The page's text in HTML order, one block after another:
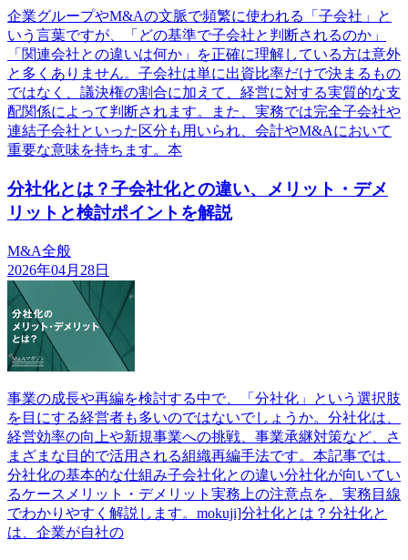
企業グループやM&Aの文脈で頻繁に使われる「子会社」と
いう言葉ですが、「どの基準で子会社と判断されるのか」
「関連会社との違いは何か」を正確に理解している方は意外
と多くありません。子会社は単に出資比率だけで決まるもの
ではなく、議決権の割合に加えて、経営に対する実質的な支
配関係によって判断されます。また、実務では完全子会社や
連結子会社といった区分も用いられ、会計やM&Aにおいて
重要な意味を持ちます。本
分社化とは？子会社化との違い、メリット・デメ
リットと検討ポイントを解説
M&A全般
2026年04月28日
事業の成長や再編を検討する中で、「分社化」という選択肢
を目にする経営者も多いのではないでしょうか。分社化は、
経営効率の向上や新規事業への挑戦、事業承継対策など、さ
まざまな目的で活用される組織再編手法です。本記事では、
分社化の基本的な仕組み子会社化との違い分社化が向いてい
るケースメリット・デメリット実務上の注意点を、実務目線
でわかりやすく解説します。mokuji]分社化とは？分社化と
は、企業が自社の